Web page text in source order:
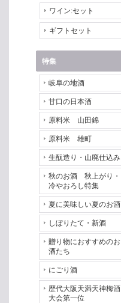
ワイン:セット
ギフトセット
特集
岐阜の地酒
甘口の日本酒
原料米 山田錦
原料米 雄町
生酛造り・山廃仕込み
秋のお酒 秋上がり・
冷やおろし特集
夏に美味しい夏のお酒
しぼりたて・新酒
贈り物におすすめのお
酒たち
にごり酒
歴代大阪天満天神梅酒
大会第一位